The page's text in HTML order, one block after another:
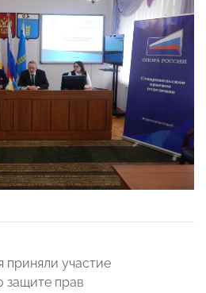
приняли участие
защите прав